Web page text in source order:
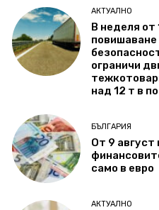
АКТУАЛНО
В неделя от
повишаване
ограничи
над 12 т в
БЪЛГАРИЯ
От 9 август
само в евро
АКТУАЛНО